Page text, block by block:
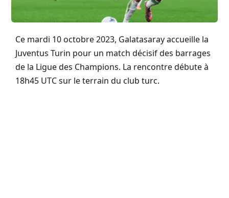
Ce mardi 10 octobre 2023, Galatasaray accueille la
Juventus Turin pour un match décisif des barrages
de la Ligue des Champions. La rencontre débute à
18h45 UTC sur le terrain du club turc.